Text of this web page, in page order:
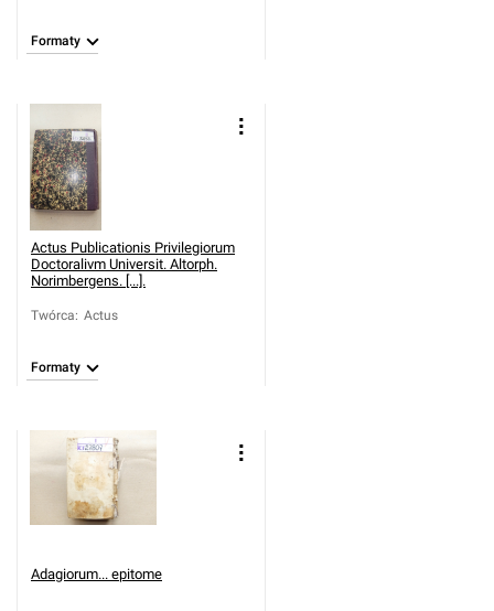
Formaty
Actus Publicationis Privilegiorum
Doctoralivm Universit. Altorph.
Norimbergens. [...].
Twórca: Actus
Formaty
Adagiorum... epitome